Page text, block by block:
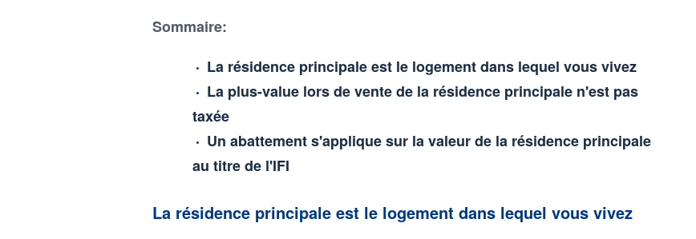
Sommaire:
La résidence principale est le logement dans lequel vous vivez
La plus-value lors de vente de la résidence principale n'est pas
taxée
Un abattement s'applique sur la valeur de la résidence principale
au titre de l'IFI
La résidence principale est le logement dans lequel vous vivez